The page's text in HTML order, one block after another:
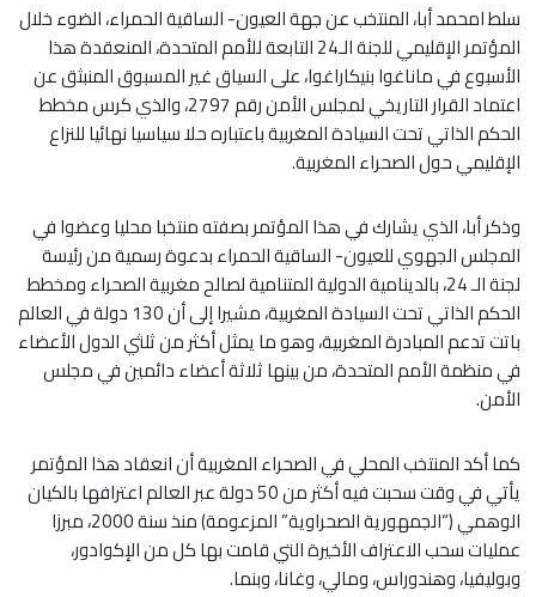
سلط امحمد أبا، المنتخب عن جهة العيون- الساقية الحمراء، الضوء خلال
المؤتمر الإقليمي للجنة الـ24 التابعة للأمم المتحدة، المنعقدة هذا
الأسبوع في ماناغوا بنيكاراغوا، على السياق غير المسبوق المنبثق عن
اعتماد القرار التاريخي لمجلس الأمن رقم 2797، والذي كرس مخطط
الحكم الذاتي تحت السيادة المغربية باعتباره حلا سياسيا نهائيا للنزاع
الإقليمي حول الصحراء المغربية.
وذكر أبا، الذي يشارك في هذا المؤتمر بصفته منتخبا محليا وعضوا في
المجلس الجهوي للعيون- الساقية الحمراء بدعوة رسمية من رئيسة
لجنة الـ 24، بالدينامية الدولية المتنامية لصالح مغربية الصحراء ومخطط
الحكم الذاتي تحت السيادة المغربية، مشيرا إلى أن 130 دولة في العالم
باتت تدعم المبادرة المغربية، وهو ما يمثل أكثر من ثلثي الدول الأعضاء
في منظمة الأمم المتحدة، من بينها ثلاثة أعضاء دائمين في مجلس
الأمن.
كما أكد المنتخب المحلي في الصحراء المغربية أن انعقاد هذا المؤتمر
يأتي في وقت سحبت فيه أكثر من 50 دولة عبر العالم اعترافها بالكيان
الوهمي (“الجمهورية الصحراوية” المزعومة) منذ سنة 2000، مبرزا
عمليات سحب الاعتراف الأخيرة التي قامت بها كل من الإكوادور،
وبوليفيا، وهندوراس، ومالي، وغانا، وبنما.